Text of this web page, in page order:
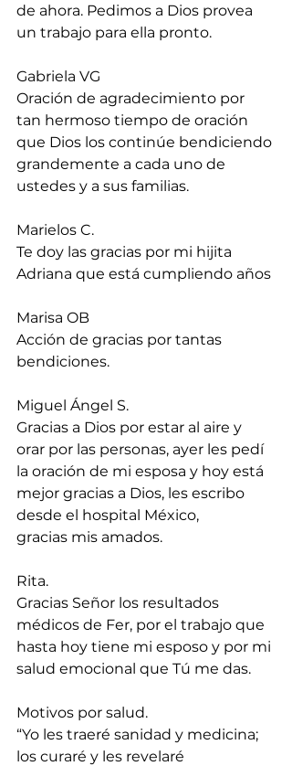
de ahora. Pedimos a Dios provea
un trabajo para ella pronto.
Gabriela VG
Oración de agradecimiento por
tan hermoso tiempo de oración
que Dios los continúe bendiciendo
grandemente a cada uno de
ustedes y a sus familias.
Marielos C.
Te doy las gracias por mi hijita
Adriana que está cumpliendo años
Marisa OB
Acción de gracias por tantas
bendiciones.
Miguel Ángel S.
Gracias a Dios por estar al aire y
orar por las personas, ayer les pedí
la oración de mi esposa y hoy está
mejor gracias a Dios, les escribo
desde el hospital México,
gracias mis amados.
Rita.
Gracias Señor los resultados
médicos de Fer, por el trabajo que
hasta hoy tiene mi esposo y por mi
salud emocional que Tú me das.
Motivos por salud.
“Yo les traeré sanidad y medicina;
los curaré y les revelaré